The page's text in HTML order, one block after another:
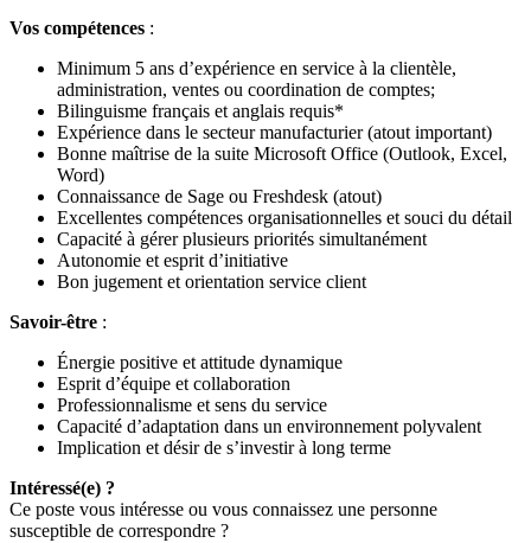
Vos compétences :
Minimum 5 ans d’expérience en service à la clientèle,
administration, ventes ou coordination de comptes;
Bilinguisme français et anglais requis*
Expérience dans le secteur manufacturier (atout important)
Bonne maîtrise de la suite Microsoft Office (Outlook, Excel,
Word)
Connaissance de Sage ou Freshdesk (atout)
Excellentes compétences organisationnelles et souci du détail
Capacité à gérer plusieurs priorités simultanément
Autonomie et esprit d’initiative
Bon jugement et orientation service client
Savoir-être :
Énergie positive et attitude dynamique
Esprit d’équipe et collaboration
Professionnalisme et sens du service
Capacité d’adaptation dans un environnement polyvalent
Implication et désir de s’investir à long terme
Intéressé(e) ?
Ce poste vous intéresse ou vous connaissez une personne
susceptible de correspondre ?